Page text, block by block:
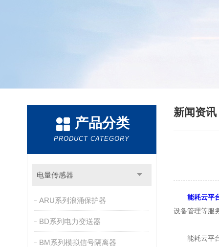
产品分类
PRODUCT CATEGORY
电量传感器
ARU系列浪涌保护器
BD系列电力变送器
BM系列模拟信号隔离器
新闻资讯
能耗云平
设备管理等服
能耗云平台